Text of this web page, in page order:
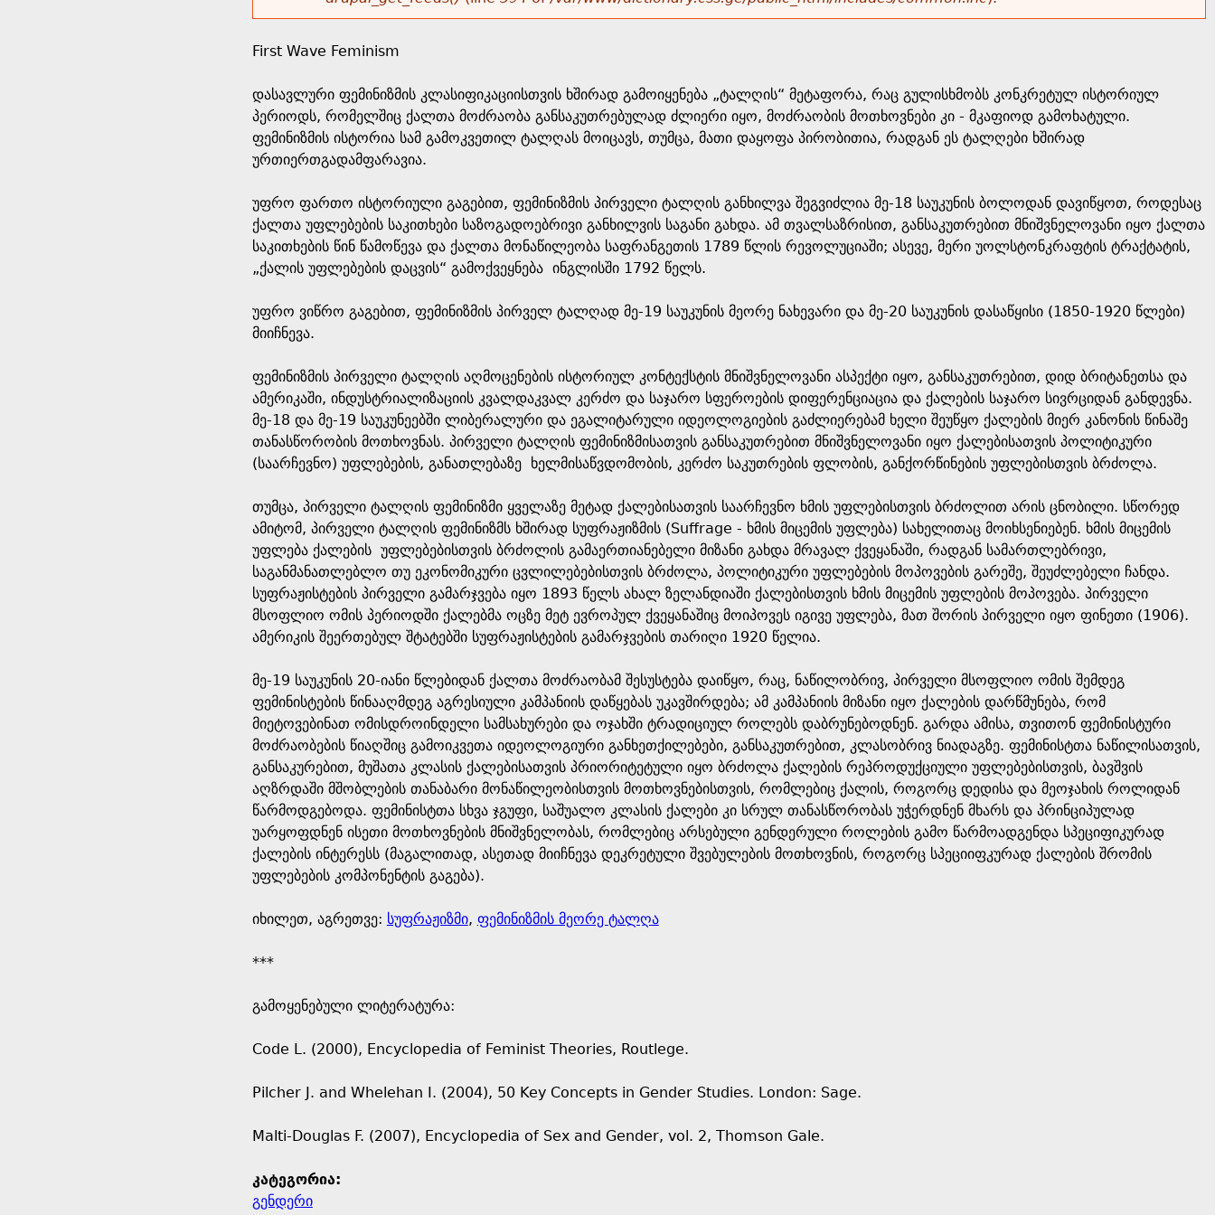
r
s
e
h
e
r
e
o
r
m
s
s
a
e
First Wave Feminism
დასავლური ფემინიზმის კლასიფიკაციისთვის ხშირად გამოიყენება „ტალღის“ მეტაფორა, რაც გულისხმობს კონკრეტულ ისტორიულ
პერიოდს, რომელშიც ქალთა მოძრაობა განსაკუთრებულად ძლიერი იყო, მოძრაობის მოთხოვნები კი - მკაფიოდ გამოხატული.
ფემინიზმის ისტორია სამ გამოკვეთილ ტალღას მოიცავს, თუმცა, მათი დაყოფა პირობითია, რადგან ეს ტალღები ხშირად
ურთიერთგადამფარავია.
უფრო ფართო ისტორიული გაგებით, ფემინიზმის პირველი ტალღის განხილვა შეგვიძლია მე-18 საუკუნის ბოლოდან დავიწყოთ, როდესაც
ქალთა უფლებების საკითხები საზოგადოებრივი განხილვის საგანი გახდა. ამ თვალსაზრისით, განსაკუთრებით მნიშვნელოვანი იყო ქალთა
საკითხების წინ წამოწევა და ქალთა მონაწილეობა საფრანგეთის 1789 წლის რევოლუციაში; ასევე, მერი უოლსტონკრაფტის ტრაქტატის,
„ქალის უფლებების დაცვის“ გამოქვეყნება ინგლისში 1792 წელს.
უფრო ვიწრო გაგებით, ფემინიზმის პირველ ტალღად მე-19 საუკუნის მეორე ნახევარი და მე-20 საუკუნის დასაწყისი (1850-1920 წლები)
მიიჩნევა.
ფემინიზმის პირველი ტალღის აღმოცენების ისტორიულ კონტექსტის მნიშვნელოვანი ასპექტი იყო, განსაკუთრებით, დიდ ბრიტანეთსა და
ამერიკაში, ინდუსტრიალიზაციის კვალდაკვალ კერძო და საჯარო სფეროების დიფერენციაცია და ქალების საჯარო სივრციდან განდევნა.
მე-18 და მე-19 საუკუნეებში ლიბერალური და ეგალიტარული იდეოლოგიების გაძლიერებამ ხელი შეუწყო ქალების მიერ კანონის წინაშე
თანასწორობის მოთხოვნას. პირველი ტალღის ფემინიზმისათვის განსაკუთრებით მნიშვნელოვანი იყო ქალებისათვის პოლიტიკური
(საარჩევნო) უფლებების, განათლებაზე ხელმისაწვდომობის, კერძო საკუთრების ფლობის, განქორწინების უფლებისთვის ბრძოლა.
თუმცა, პირველი ტალღის ფემინიზმი ყველაზე მეტად ქალებისათვის საარჩევნო ხმის უფლებისთვის ბრძოლით არის ცნობილი. სწორედ
ამიტომ, პირველი ტალღის ფემინიზმს ხშირად სუფრაჟიზმის (Suffrage - ხმის მიცემის უფლება) სახელითაც მოიხსენიებენ. ხმის მიცემის
უფლება ქალების უფლებებისთვის ბრძოლის გამაერთიანებელი მიზანი გახდა მრავალ ქვეყანაში, რადგან სამართლებრივი,
საგანმანათლებლო თუ ეკონომიკური ცვლილებებისთვის ბრძოლა, პოლიტიკური უფლებების მოპოვების გარეშე, შეუძლებელი ჩანდა.
სუფრაჟისტების პირველი გამარჯვება იყო 1893 წელს ახალ ზელანდიაში ქალებისთვის ხმის მიცემის უფლების მოპოვება. პირველი
მსოფლიო ომის პერიოდში ქალებმა ოცზე მეტ ევროპულ ქვეყანაშიც მოიპოვეს იგივე უფლება, მათ შორის პირველი იყო ფინეთი (1906).
ამერიკის შეერთებულ შტატებში სუფრაჟისტების გამარჯვების თარიღი 1920 წელია.
მე-19 საუკუნის 20-იანი წლებიდან ქალთა მოძრაობამ შესუსტება დაიწყო, რაც, ნაწილობრივ, პირველი მსოფლიო ომის შემდეგ
ფემინისტების წინააღმდეგ აგრესიული კამპანიის დაწყებას უკავშირდება; ამ კამპანიის მიზანი იყო ქალების დარწმუნება, რომ
მიეტოვებინათ ომისდროინდელი სამსახურები და ოჯახში ტრადიციულ როლებს დაბრუნებოდნენ. გარდა ამისა, თვითონ ფემინისტური
მოძრაობების წიაღშიც გამოიკვეთა იდეოლოგიური განხეთქილებები, განსაკუთრებით, კლასობრივ ნიადაგზე. ფემინისტთა ნაწილისათვის,
განსაკურებით, მუშათა კლასის ქალებისათვის პრიორიტეტული იყო ბრძოლა ქალების რეპროდუქციული უფლებებისთვის, ბავშვის
აღზრდაში მშობლების თანაბარი მონაწილეობისთვის მოთხოვნებისთვის, რომლებიც ქალის, როგორც დედისა და მეოჯახის როლიდან
წარმოდგებოდა. ფემინისტთა სხვა ჯგუფი, საშუალო კლასის ქალები კი სრულ თანასწორობას უჭერდნენ მხარს და პრინციპულად
უარყოფდნენ ისეთი მოთხოვნების მნიშვნელობას, რომლებიც არსებული გენდერული როლების გამო წარმოადგენდა სპეციფიკურად
ქალების ინტერესს (მაგალითად, ასეთად მიიჩნევა დეკრეტული შვებულების მოთხოვნის, როგორც სპეციიფკურად ქალების შრომის
უფლებების კომპონენტის გაგება).
იხილეთ, აგრეთვე: სუფრაჟიზმი, ფემინიზმის მეორე ტალღა
***
გამოყენებული ლიტერატურა:
Code L. (2000), Encyclopedia of Feminist Theories, Routlege.
Pilcher J. and Whelehan I. (2004), 50 Key Concepts in Gender Studies. London: Sage.
Malti-Douglas F. (2007), Encyclopedia of Sex and Gender, vol. 2, Thomson Gale.
კატეგორია:
გენდერი